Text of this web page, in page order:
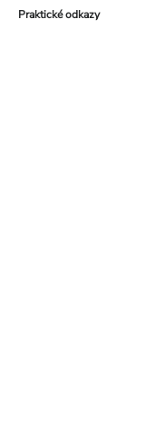
Praktické odkazy